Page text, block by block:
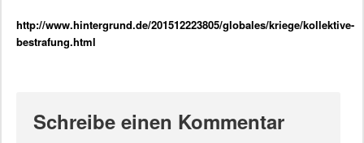
http://www.hintergrund.de/201512223805/globales/kriege/kollektive-
bestrafung.html
Schreibe einen Kommentar